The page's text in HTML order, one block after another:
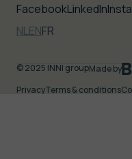
FacebookLinkedIn
NLENFR
© 2025 INNI groupMade by
PrivacyTerms & conditions